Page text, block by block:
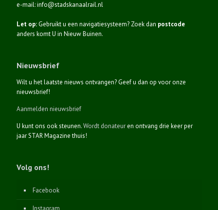
e-mail: info@stadskanaalrail.nl
Let op:Gebruikt u een navigatiesysteem? Zoek dan postcode
anders komt U in Nieuw Buinen.
Nieuwsbrief
Wilt u het laatste nieuws ontvangen? Geef u dan op voor onze
nieuwsbrief!
Aanmelden nieuwsbrief
U kunt ons ook steunen.Wordt donateuren ontvang drie keer per
jaar STAR Magazine thuis!
Volg ons!
Facebook